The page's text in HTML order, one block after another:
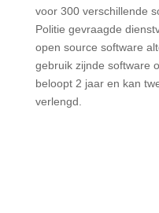
voor 300 verschillende
Politie gevraagde
open source software
gebruik zijnde software
beloopt 2 jaar en kan
verlengd.